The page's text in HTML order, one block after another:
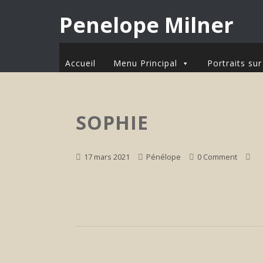
Penelope Milner
Accueil Menu Principal Portraits
SOPHIE
17 mars 2021 Pénélope 0 Comment